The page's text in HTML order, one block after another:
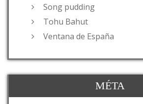
Song pudding
Tohu Bahut
Ventana de España
MÉTA